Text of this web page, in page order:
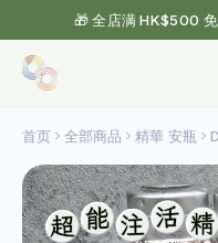
🎁 全店满 HK$500
首页 全部商品 精華 安瓶